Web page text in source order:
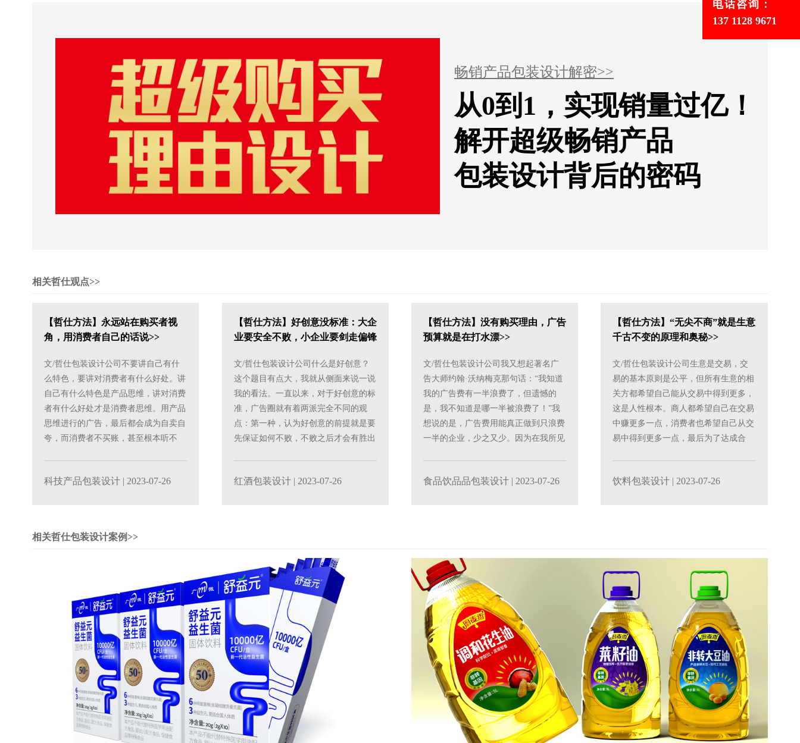
畅销产品包装设计解密>>
从0到1，实现销量过亿！
解开超级畅销产品
包装设计背后的密码
相关哲仕观点>>
【哲仕方法】永远站在购买者视
角，用消费者自己的话说>>
文/哲仕包装设计公司不要讲自己有什
么特色，要讲对消费者有什么好处。讲
自己有什么特色是产品思维，讲对消费
者有什么好处才是消费者思维。用产品
思维进行的广告，最后都会成为自卖自
夸，而消费者不买账，甚至根本听不
科技产品包装设计 | 2023-07-26
【哲仕方法】好创意没标准：大企
业要安全不败，小企业要剑走偏锋
文/哲仕包装设计公司什么是好创意？
这个题目有点大，我就从侧面来说一说
我的看法。一直以来，对于好创意的标
准，广告圈就有着两派完全不同的观
点：第一种，认为好创意的前提就是要
先保证如何不败，不败之后才会有胜出
红酒包装设计| 2023-07-26
【哲仕方法】没有购买理由，广告
预算就是在打水漂>>
文/哲仕包装设计公司我又想起著名广
告大师约翰·沃纳梅克那句话：“我知道
我的广告费有一半浪费了，但遗憾的
是，我不知道是哪一半被浪费了！”我
想说的是，广告费用能真正做到只浪费
一半的企业，少之又少。因为在我所见
食品饮品品包装设计 | 2023-07-26
【哲仕方法】“无尖不商”就是生意
千古不变的原理和奥秘>>
文/哲仕包装设计公司生意是交易，交
易的基本原则是公平，但所有生意的相
关方都希望自己能从交易中得到更多，
这是人性根本。商人都希望自己在交易
中赚更多一点，消费者也希望自己从交
易中得到更多一点，最后为了达成合
饮料包装设计 | 2023-07-26
相关哲仕包装设计案例>>
电话咨询：
137 1128 9671